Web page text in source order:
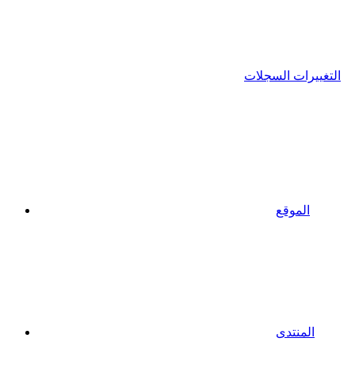
التغييرات السجلات
الموقع
المنتدى